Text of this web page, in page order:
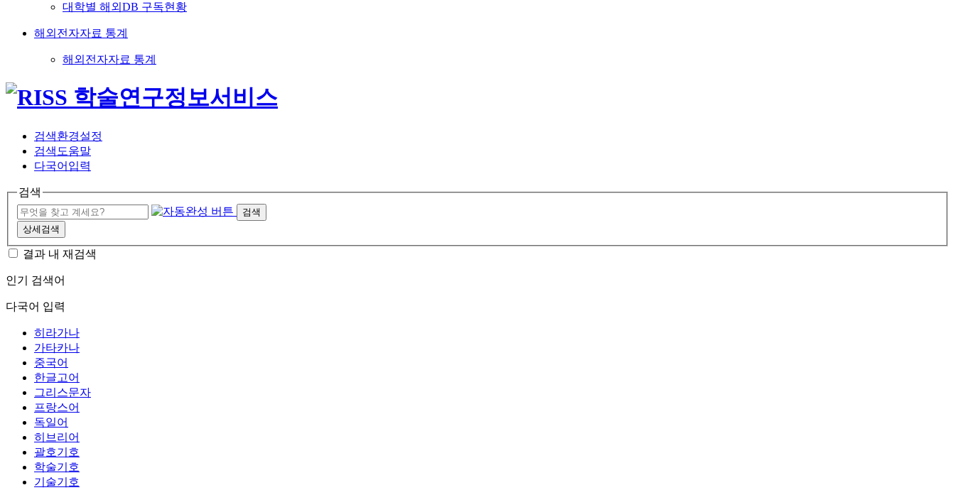
대학별 해외DB 구독현황
해외전자자료 통계
해외전자자료 통계
검색환경설정
검색도움말
다국어입력
검색
검색
상세검색
결과 내 재검색
인기 검색어
다국어 입력
히라가나
가타카나
중국어
한글고어
그리스문자
프랑스어
독일어
히브리어
괄호기호
학술기호
기술기호